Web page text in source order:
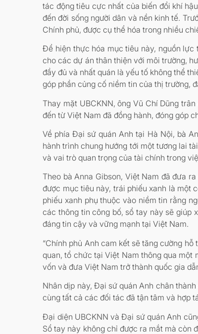
tác động tiêu cực nhất của biến đổi khí
đến đời sống người dân và nền kinh tế.
Chính phủ, được cụ thể hóa trong nhiều
Để hiện thực hóa mục tiêu này, nguồn
cho các dự án thân thiện với môi trường,
đầy đủ và nhất quán là yếu tố không thể
góp phần củng cố niềm tin của thị trường,
Thay mặt UBCKNN, ông Vũ Chí Dũng
đến từ Việt Nam đã đồng hành, đóng góp
Về phía Đại sứ quán Anh tại Hà Nội, bà
hành trình chung hướng tới một tương lai
và vai trò quan trọng của tài chính trong
Theo bà Anna Gibson, Việt Nam đã đưa
được mục tiêu này, trái phiếu xanh là một
phiếu xanh phụ thuộc vào niềm tin rằng
các thông tin công bố, sổ tay này sẽ giúp
đáng tin cậy và vững mạnh tại Việt Nam.
“Chính phủ Anh cam kết sẽ tăng cường
quan, tổ chức tại Việt Nam thông qua một
vốn và đưa Việt Nam trở thành quốc gia
Nhân dịp này, Đại sứ quán Anh chân
cùng tất cả các đối tác đã tận tâm và hợp
Đại diện UBCKNN và Đại sứ quán Anh
Sổ tay này không chỉ được ra mắt mà còn